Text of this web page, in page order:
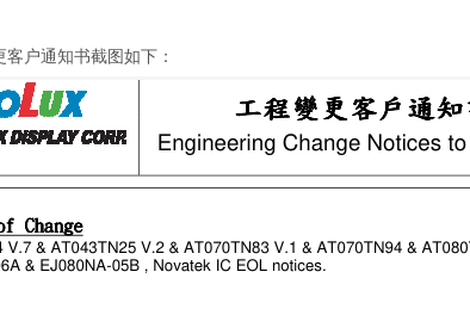
户通知书截图如下：